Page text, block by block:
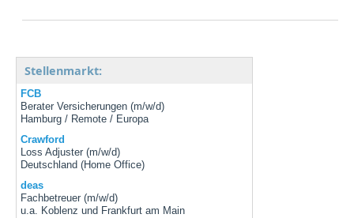
Stellenmarkt:
FCB
Berater Versicherungen (m/w/d)
Hamburg / Remote / Europa
Crawford
Loss Adjuster (m/w/d)
Deutschland (Home Office)
deas
Fachbetreuer (m/w/d)
u.a. Koblenz und Frankfurt am Main